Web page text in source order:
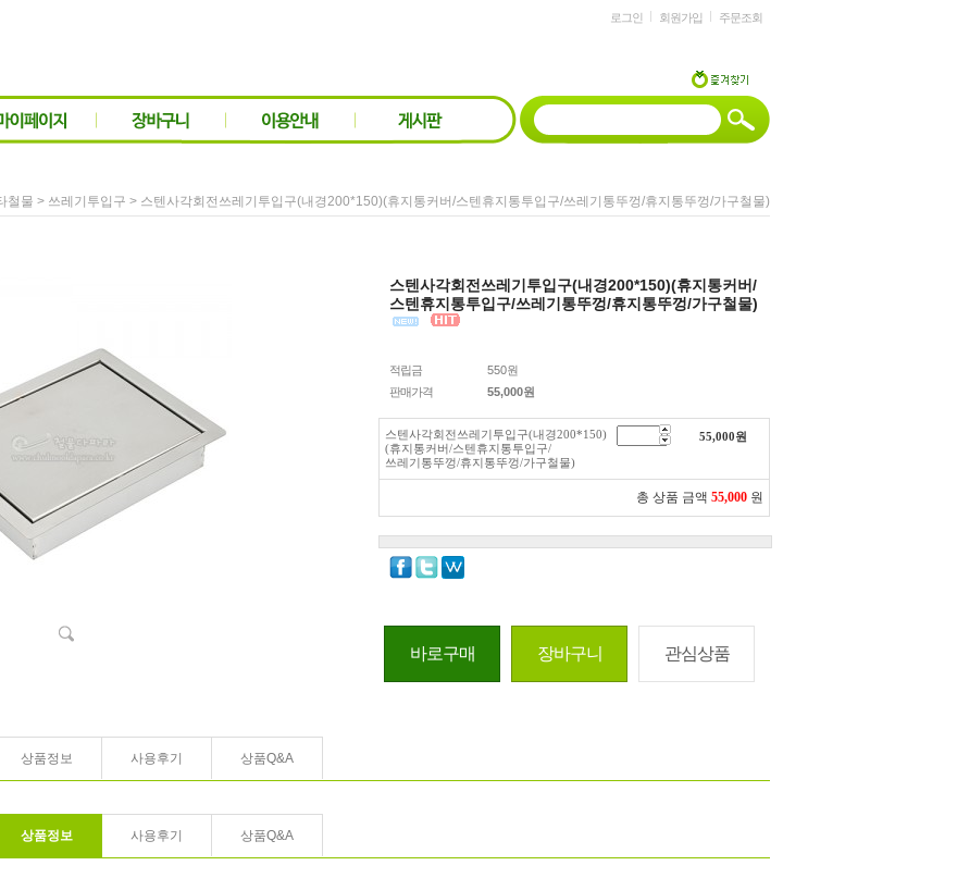
로그인 회원가입 주문조회
철물 > 쓰레기투입구 > 스텐사각회전쓰레기투입구(내경200*150)(휴지통커버/스텐휴지통투입구/쓰레기통뚜껑/휴지통뚜껑/가구철물)
스텐사각회전쓰레기투입구(내경200*150)(휴지통커버/
스텐휴지통투입구/쓰레기통뚜껑/휴지통뚜껑/가구철물)
적립금
550원
판매가격
55,000원
스텐사각회전쓰레기투입구(내경200*150)
(휴지통커버/스텐휴지통투입구/
쓰레기통뚜껑/휴지통뚜껑/가구철물)
55,000원
총 상품 금액 55,000 원
바로구매 장바구니 관심상품
상품정보 사용후기 상품Q&A
상품정보 사용후기 상품Q&A